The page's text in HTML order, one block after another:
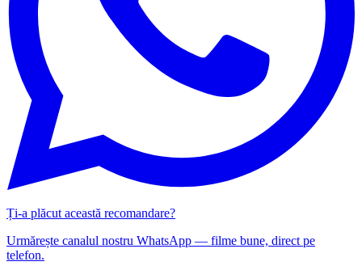
Ți-a plăcut această recomandare?
Urmărește canalul nostru WhatsApp — filme bune, direct pe
telefon.